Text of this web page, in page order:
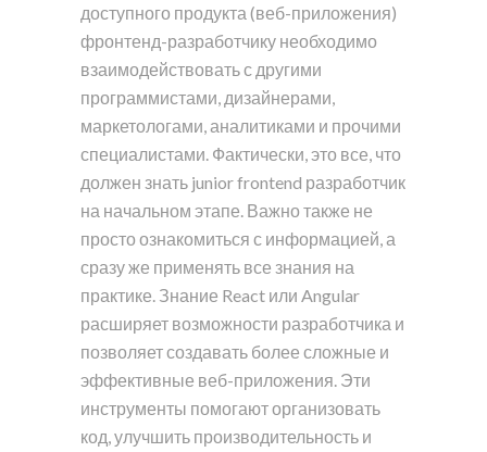
доступного продукта (веб-приложения)
фронтенд-разработчику необходимо
взаимодействовать с другими
программистами, дизайнерами,
маркетологами, аналитиками и прочими
специалистами. Фактически, это все, что
должен знать junior frontend разработчик
на начальном этапе. Важно также не
просто ознакомиться с информацией, а
сразу же применять все знания на
практике. Знание React или Angular
расширяет возможности разработчика и
позволяет создавать более сложные и
эффективные веб-приложения. Эти
инструменты помогают организовать
код, улучшить производительность и